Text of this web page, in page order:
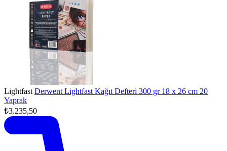
Lightfast Derwent Lightfast Kağıt Defteri 300 gr 18 x 26 cm 20
Yaprak
₺3.235,50